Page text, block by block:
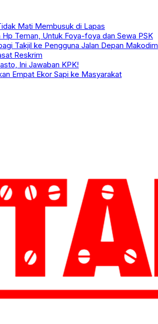
Mati Membusuk di Lapas
Teman, Untuk Foya-foya dan Sewa PSK
Takjil ke Pengguna Jalan Depan Makodim
Reskrim
Ini Jawaban KPK!
Empat Ekor Sapi ke Masyarakat